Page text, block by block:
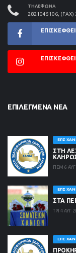
ΤΗΛΈΦΩΝΑ
2821045106, (FAX)
ΕΠΙΛΕΓΜΈΝΑ ΝΈΑ
ΕΠΣ
ΣΤΗ
ΠΕΜ 6 ΑΥΓ
ΕΠΣ
ΣΤΑ
ΤΡΙ 4 ΑΥΓ
ΕΠΣ